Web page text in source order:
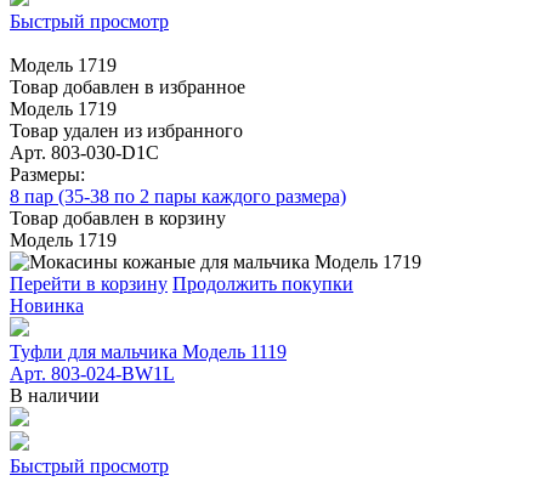
Быстрый просмотр
Модель 1719
Товар добавлен в избранное
Модель 1719
Товар удален из избранного
Арт. 803-030-D1C
Размеры:
8 пар (35-38 по 2 пары каждого размера)
Товар добавлен в корзину
Модель 1719
Перейти в корзину Продолжить покупки
Новинка
Туфли для мальчика Модель 1119
Арт. 803-024-BW1L
В наличии
Быстрый просмотр